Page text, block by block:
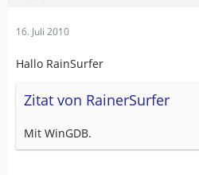
16. Juli 2010
Hallo RainSurfer
Zitat von RainerSurfer
Mit WinGDB.